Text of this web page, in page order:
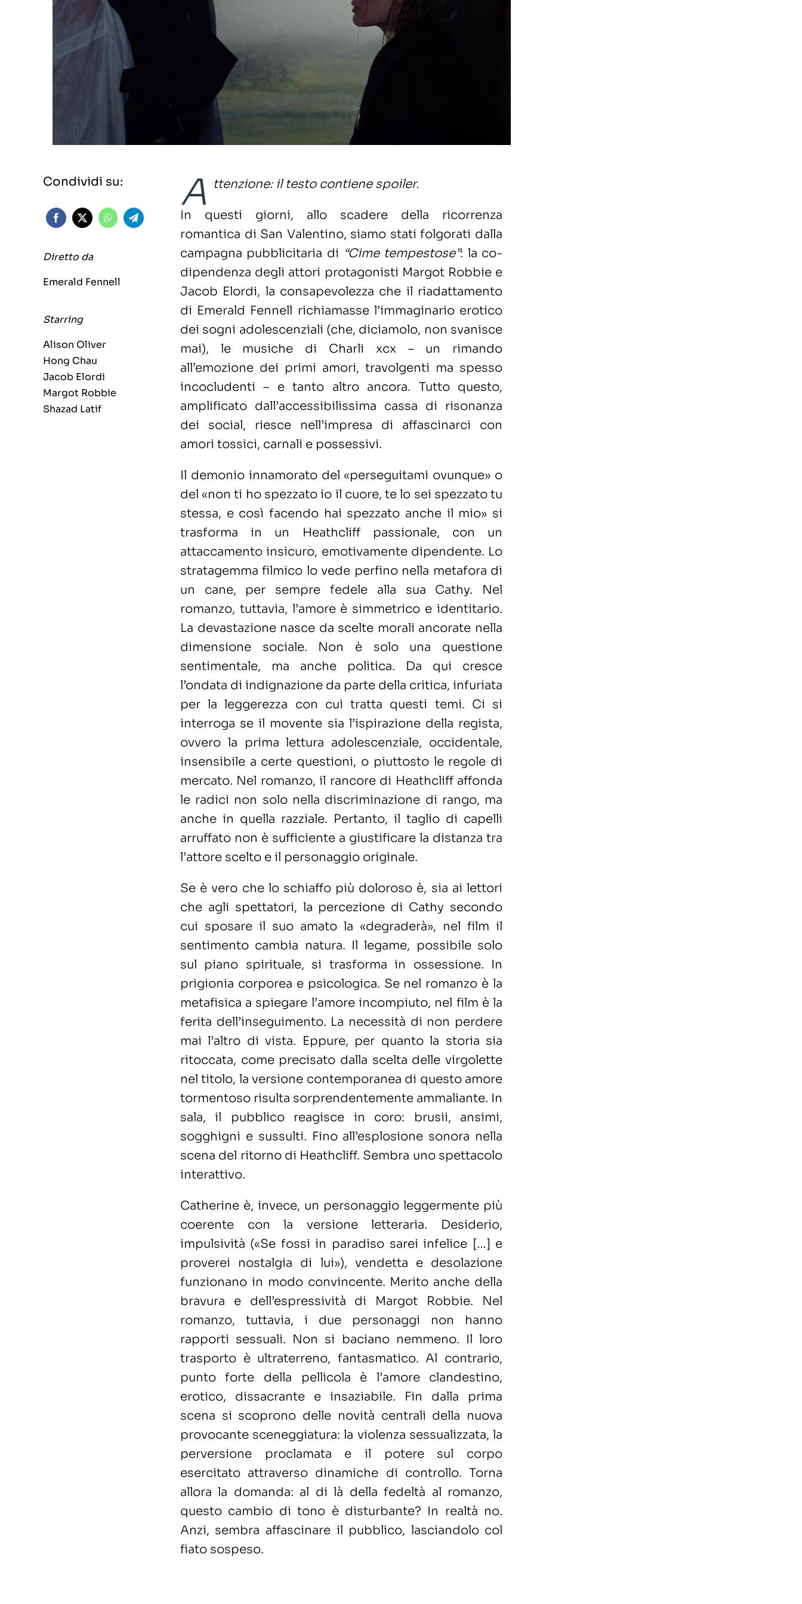
Condividi su:
Diretto da
Emerald Fennell
Starring
Alison Oliver
Hong Chau
Jacob Elordi
Margot Robbie
Shazad Latif
A ttenzione: il testo contiene spoiler.
In questi giorni, allo scadere della ricorrenza
romantica di San Valentino, siamo stati folgorati dalla
campagna pubblicitaria di “Cime tempestose”: la co-
dipendenza degli attori protagonisti Margot Robbie e
Jacob Elordi, la consapevolezza che il riadattamento
di Emerald Fennell richiamasse l’immaginario erotico
dei sogni adolescenziali (che, diciamolo, non svanisce
mai), le musiche di Charli xcx – un rimando
all’emozione dei primi amori, travolgenti ma spesso
incocludenti – e tanto altro ancora. Tutto questo,
amplificato dall’accessibilissima cassa di risonanza
dei social, riesce nell’impresa di affascinarci con
amori tossici, carnali e possessivi.
Il demonio innamorato del «perseguitami ovunque» o
del «non ti ho spezzato io il cuore, te lo sei spezzato tu
stessa, e così facendo hai spezzato anche il mio» si
trasforma in un Heathcliff passionale, con un
attaccamento insicuro, emotivamente dipendente. Lo
stratagemma filmico lo vede perfino nella metafora di
un cane, per sempre fedele alla sua Cathy. Nel
romanzo, tuttavia, l’amore è simmetrico e identitario.
La devastazione nasce da scelte morali ancorate nella
dimensione sociale. Non è solo una questione
sentimentale, ma anche politica. Da qui cresce
l’ondata di indignazione da parte della critica, infuriata
per la leggerezza con cui tratta questi temi. Ci si
interroga se il movente sia l’ispirazione della regista,
ovvero la prima lettura adolescenziale, occidentale,
insensibile a certe questioni, o piuttosto le regole di
mercato. Nel romanzo, il rancore di Heathcliff affonda
le radici non solo nella discriminazione di rango, ma
anche in quella razziale. Pertanto, il taglio di capelli
arruffato non è sufficiente a giustificare la distanza tra
l’attore scelto e il personaggio originale.
Se è vero che lo schiaffo più doloroso è, sia ai lettori
che agli spettatori, la percezione di Cathy secondo
cui sposare il suo amato la «degraderà», nel film il
sentimento cambia natura. Il legame, possibile solo
sul piano spirituale, si trasforma in ossessione. In
prigionia corporea e psicologica. Se nel romanzo è la
metafisica a spiegare l’amore incompiuto, nel film è la
ferita dell’inseguimento. La necessità di non perdere
mai l’altro di vista. Eppure, per quanto la storia sia
ritoccata, come precisato dalla scelta delle virgolette
nel titolo, la versione contemporanea di questo amore
tormentoso risulta sorprendentemente ammaliante. In
sala, il pubblico reagisce in coro: brusii, ansimi,
sogghigni e sussulti. Fino all’esplosione sonora nella
scena del ritorno di Heathcliff. Sembra uno spettacolo
interattivo.
Catherine è, invece, un personaggio leggermente più
coerente con la versione letteraria. Desiderio,
impulsività («Se fossi in paradiso sarei infelice […] e
proverei nostalgia di lui»), vendetta e desolazione
funzionano in modo convincente. Merito anche della
bravura e dell’espressività di Margot Robbie. Nel
romanzo, tuttavia, i due personaggi non hanno
rapporti sessuali. Non si baciano nemmeno. Il loro
trasporto è ultraterreno, fantasmatico. Al contrario,
punto forte della pellicola è l’amore clandestino,
erotico, dissacrante e insaziabile. Fin dalla prima
scena si scoprono delle novità centrali della nuova
provocante sceneggiatura: la violenza sessualizzata, la
perversione proclamata e il potere sul corpo
esercitato attraverso dinamiche di controllo. Torna
allora la domanda: al di là della fedeltà al romanzo,
questo cambio di tono è disturbante? In realtà no.
Anzi, sembra affascinare il pubblico, lasciandolo col
fiato sospeso.